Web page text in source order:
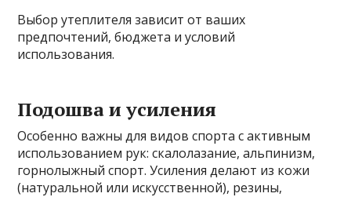
Выбор утеплителя зависит от ваших
предпочтений, бюджета и условий
использования.
Подошва и усиления
Особенно важны для видов спорта с активным
использованием рук: скалолазание, альпинизм,
горнолыжный спорт. Усиления делают из кожи
(натуральной или искусственной), резины,